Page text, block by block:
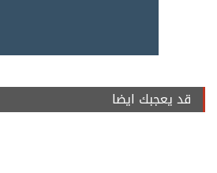
قد يعجبك ايضا